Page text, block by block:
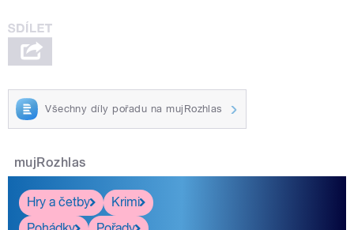
Všechny díly pořadu na mujRozhlas
mujRozhlas
Hry a četby
Krimi